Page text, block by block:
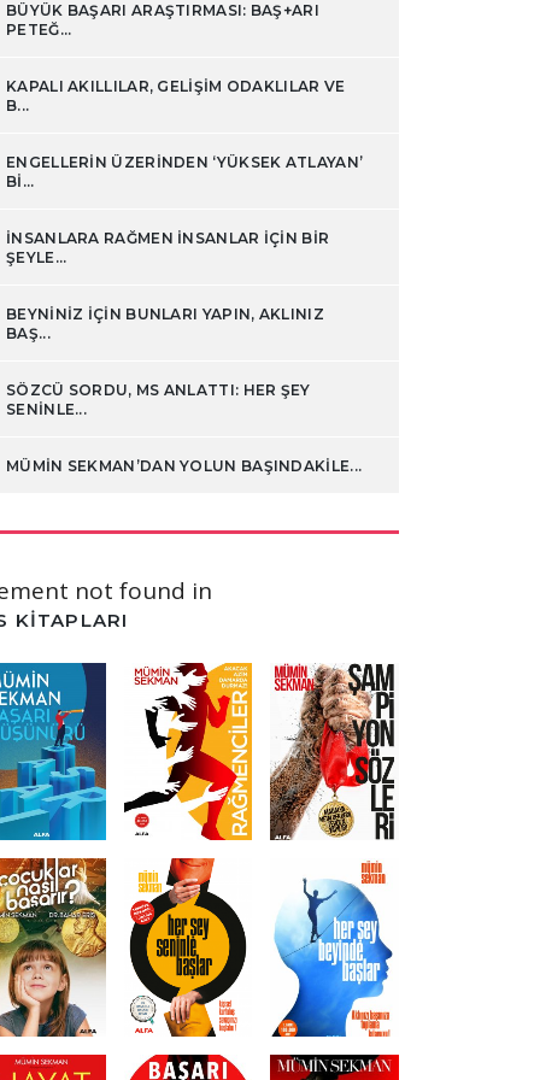
BÜYÜK BAŞARI ARAŞTIRMASI: BAŞ+ARI
PETEĞ...
KAPALI AKILLILAR, GELIŞIM ODAKLILAR VE
B...
ENGELLERIN ÜZERINDEN ‘YÜKSEK ATLAYAN’
BI...
İNSANLARA RAĞMEN INSANLAR IÇIN BIR
ŞEYLE...
BEYNINIZ IÇIN BUNLARI YAPIN, AKLINIZ
BAŞ...
SÖZCÜ SORDU, MS ANLATTI: HER ŞEY
SENINLE...
MÜMIN SEKMAN’DAN YOLUN BAŞINDAKILE...
not found in
KITAPLARI